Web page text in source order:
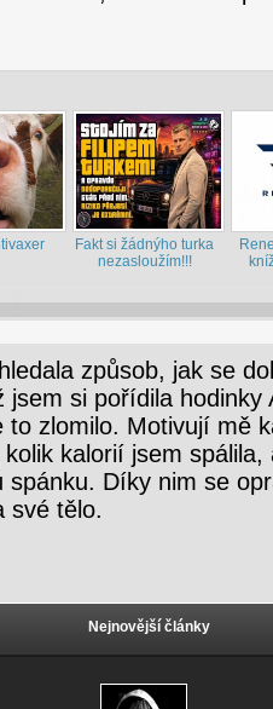
Fakt si žádnýho turka
nezasloužím!!!
způsob, jak se
jsem si pořídila hodinky
to zlomilo. Motivují mě
kalorií jsem
spánku. Díky nim se
své tělo.
Nejnovější články